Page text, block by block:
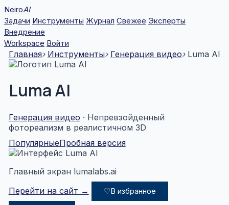
Перейти
к
содержимому
NeiroAI
Задачи Инструменты Журнал Свежее Эксперты
Внедрение
Workspace Войти
Главная› Инструменты› Генерация видео› Luma AI
Luma AI
Генерация видео · Непревзойденный
фотореализм в реалистичном 3D
ПопулярныеПробная версия
Главный экран lumalabs.ai
Перейти на сайт →
♡В избранное